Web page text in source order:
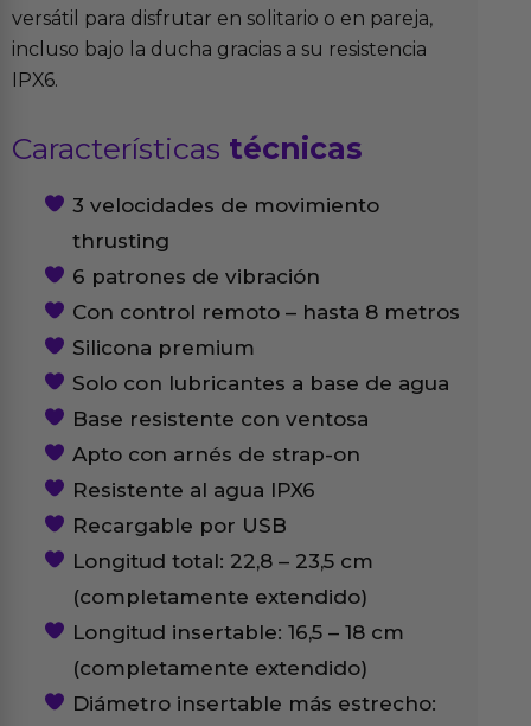
versátil para disfrutar en solitario o en pareja,
incluso bajo la ducha gracias a su resistencia
IPX6.
Características técnicas
3 velocidades de movimiento
thrusting
6 patrones de vibración
Con control remoto – hasta 8 metros
Silicona premium
Solo con lubricantes a base de agua
Base resistente con ventosa
Apto con arnés de strap-on
Resistente al agua IPX6
Recargable por USB
Longitud total: 22,8 – 23,5 cm
(completamente extendido)
Longitud insertable: 16,5 – 18 cm
(completamente extendido)
Diámetro insertable más estrecho: